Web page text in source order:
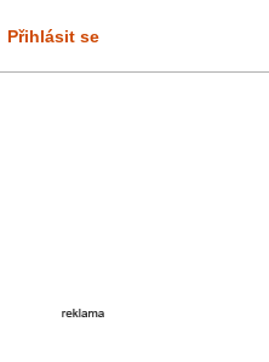
Přihlásit se